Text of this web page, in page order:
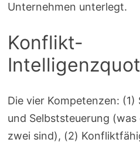
Unternehmen unterlegt.
Konflikt-
Die vier Kompetenzen:
und Selbststeuerung
zwei sind), (2)